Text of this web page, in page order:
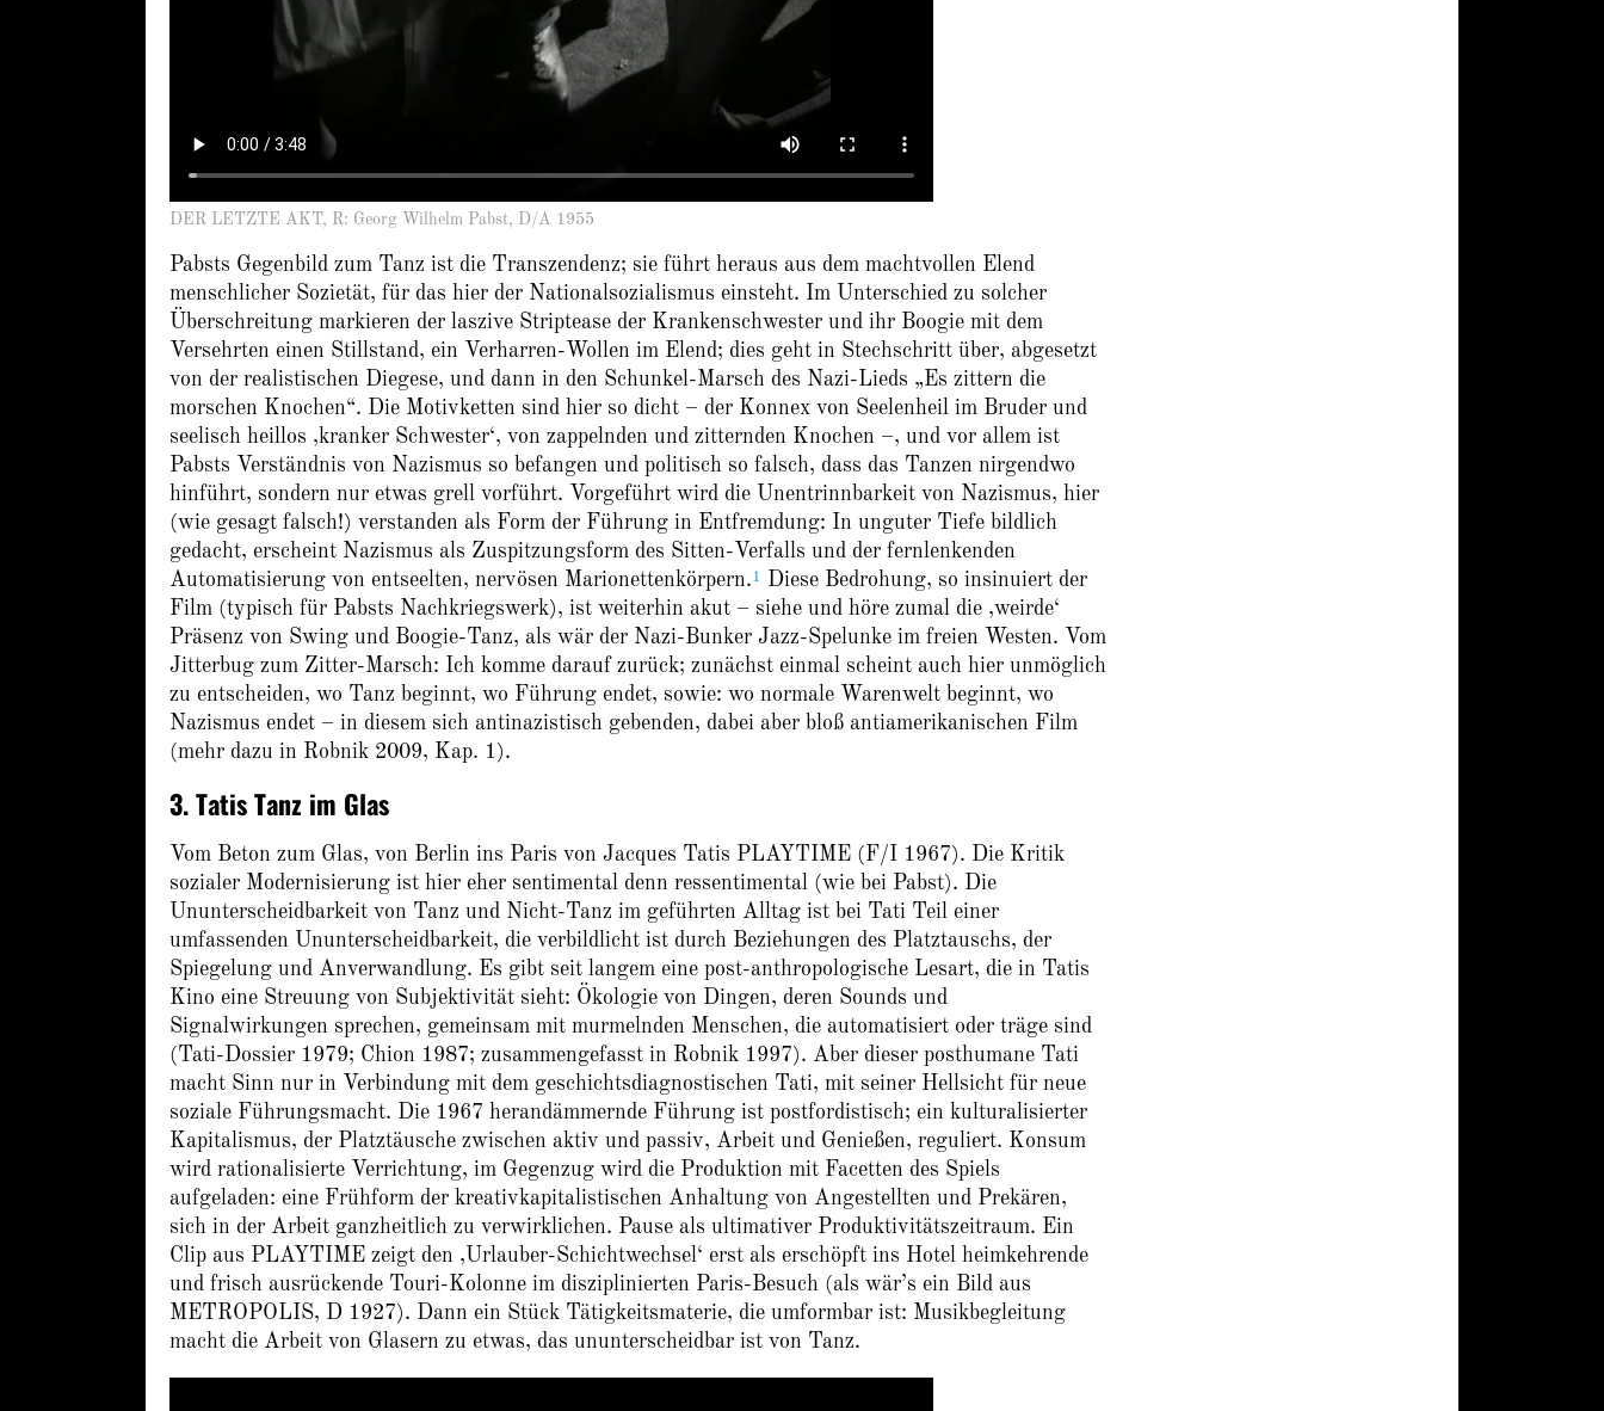
DER LETZTE AKT, R: Georg Wilhelm Pabst, D/A 1955
Pabsts Gegenbild zum Tanz ist die Transzendenz; sie führt heraus aus dem machtvollen Elend
menschlicher Sozietät, für das hier der Nationalsozialismus einsteht. Im Unterschied zu solcher
Überschreitung markieren der laszive Striptease der Krankenschwester und ihr Boogie mit dem
Versehrten einen Stillstand, ein Verharren-Wollen im Elend; dies geht in Stechschritt über, abgesetzt
von der realistischen Diegese, und dann in den Schunkel-Marsch des Nazi-Lieds „Es zittern die
morschen Knochen“. Die Motivketten sind hier so dicht – der Konnex von Seelenheil im Bruder und
seelisch heillos ‚kranker Schwester‘, von zappelnden und zitternden Knochen –, und vor allem ist
Pabsts Verständnis von Nazismus so befangen und politisch so falsch, dass das Tanzen nirgendwo
hinführt, sondern nur etwas grell vorführt. Vorgeführt wird die Unentrinnbarkeit von Nazismus, hier
(wie gesagt falsch!) verstanden als Form der Führung in Entfremdung: In unguter Tiefe bildlich
gedacht, erscheint Nazismus als Zuspitzungsform des Sitten-Verfalls und der fernlenkenden
Automatisierung von entseelten, nervösen Marionettenkörpern.1
Diese Bedrohung, so insinuiert der
Film (typisch für Pabsts Nachkriegswerk), ist weiterhin akut – siehe und höre zumal die ‚weirde‘
Präsenz von Swing und Boogie-Tanz, als wär der Nazi-Bunker Jazz-Spelunke im freien Westen. Vom
Jitterbug zum Zitter-Marsch: Ich komme darauf zurück; zunächst einmal scheint auch hier unmöglich
zu entscheiden, wo Tanz beginnt, wo Führung endet, sowie: wo normale Warenwelt beginnt, wo
Nazismus endet – in diesem sich antinazistisch gebenden, dabei aber bloß antiamerikanischen Film
(mehr dazu in Robnik 2009, Kap. 1).
3. Tatis Tanz im Glas
Vom Beton zum Glas, von Berlin ins Paris von Jacques Tatis PLAYTIME (F/I 1967). Die Kritik
sozialer Modernisierung ist hier eher sentimental denn ressentimental (wie bei Pabst). Die
Ununterscheidbarkeit von Tanz und Nicht-Tanz im geführten Alltag ist bei Tati Teil einer
umfassenden Ununterscheidbarkeit, die verbildlicht ist durch Beziehungen des Platztauschs, der
Spiegelung und Anverwandlung. Es gibt seit langem eine post-anthropologische Lesart, die in Tatis
Kino eine Streuung von Subjektivität sieht: Ökologie von Dingen, deren Sounds und
Signalwirkungen sprechen, gemeinsam mit murmelnden Menschen, die automatisiert oder träge sind
(Tati-Dossier 1979; Chion 1987; zusammengefasst in Robnik 1997). Aber dieser posthumane Tati
macht Sinn nur in Verbindung mit dem geschichtsdiagnostischen Tati, mit seiner Hellsicht für neue
soziale Führungsmacht. Die 1967 herandämmernde Führung ist postfordistisch; ein kulturalisierter
Kapitalismus, der Platztäusche zwischen aktiv und passiv, Arbeit und Genießen, reguliert. Konsum
wird rationalisierte Verrichtung, im Gegenzug wird die Produktion mit Facetten des Spiels
aufgeladen: eine Frühform der kreativkapitalistischen Anhaltung von Angestellten und Prekären,
sich in der Arbeit ganzheitlich zu verwirklichen. Pause als ultimativer Produktivitätszeitraum. Ein
Clip aus PLAYTIME zeigt den ‚Urlauber-Schichtwechsel‘ erst als erschöpft ins Hotel heimkehrende
und frisch ausrückende Touri-Kolonne im disziplinierten Paris-Besuch (als wär’s ein Bild aus
METROPOLIS, D 1927). Dann ein Stück Tätigkeitsmaterie, die umformbar ist: Musikbegleitung
macht die Arbeit von Glasern zu etwas, das ununterscheidbar ist von Tanz.